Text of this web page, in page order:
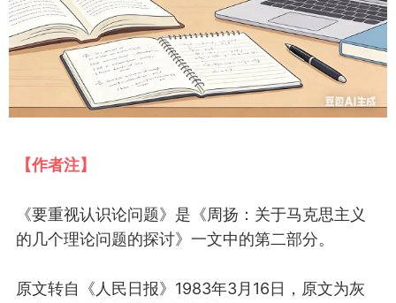
【作者注】
《要重视认识论问题》是《周扬：关于马克思主义
的几个理论问题的探讨》一文中的第二部分。
原文转自《人民日报》 1983年3月16日， 原文为灰